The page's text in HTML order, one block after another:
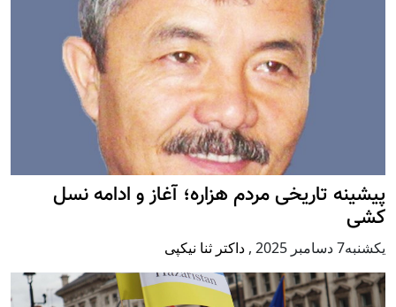
پيشينه تاريخی مردم هزاره؛ آغاز و ادامه نسل
کشی
يكشنبه7 دسامبر 2025 , داکتر ثنا نیکپی